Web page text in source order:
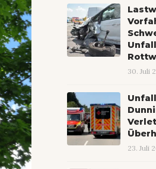
30. Juli
23. Juli